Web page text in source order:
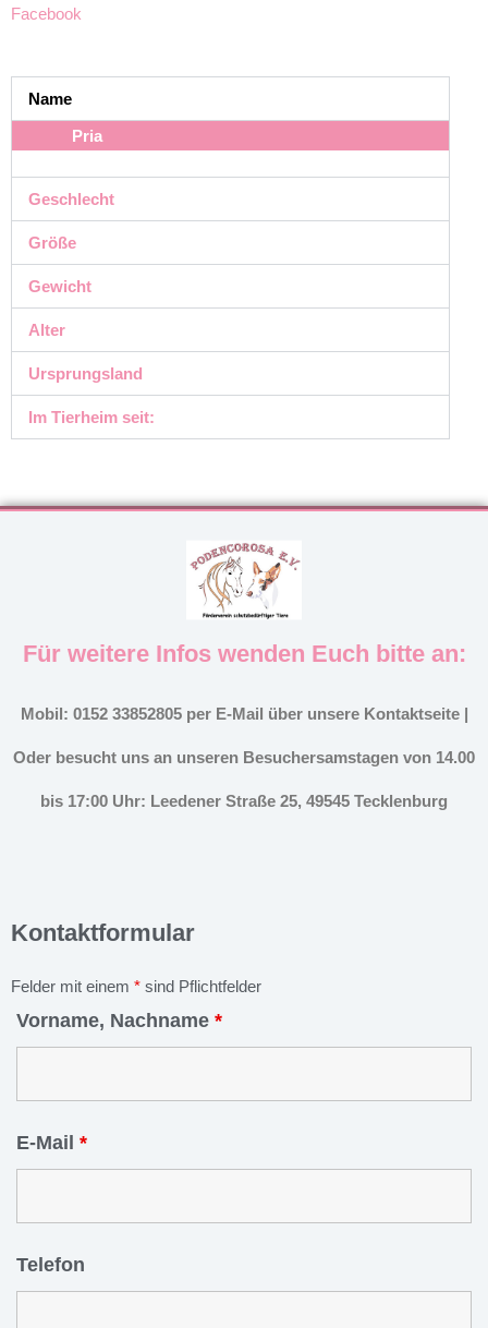
Facebook
Name
Pria
Geschlecht
Größe
Gewicht
Alter
Ursprungsland
Im Tierheim seit:
Für weitere Infos wenden Euch bitte an:
Mobil: 0152 33852805 per E-Mail über unsere Kontaktseite |
Oder besucht uns an unseren Besuchersamstagen von 14.00
bis 17:00 Uhr: Leedener Straße 25, 49545 Tecklenburg
Kontaktformular
Felder mit einem * sind Pflichtfelder
Vorname, Nachname *
E-Mail *
Telefon